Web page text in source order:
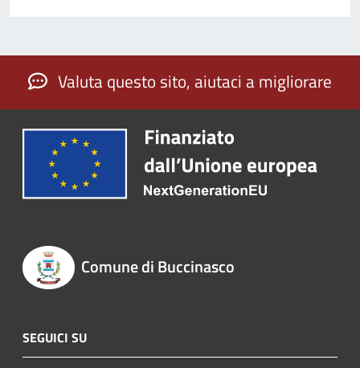
Valuta questo sito, aiutaci a migliorare
Comune di Buccinasco
SEGUICI SU